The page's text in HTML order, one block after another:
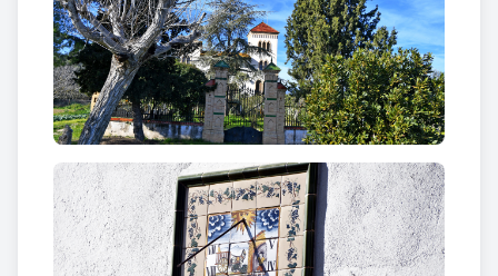
trets significatius d'estil noucentista. Tot el conjunt
destaca per les formes geomètriques i adorns de les
finestres, així com pel coronament de les torres
amb maons, que tot remet a un noucentisme encara
amb vincles amb el modernisme arquitectònic.